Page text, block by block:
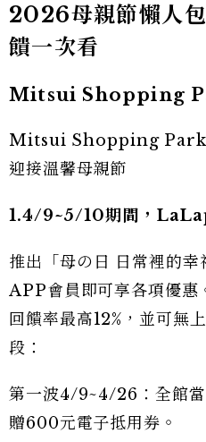
2026母親節懶人
饋一次看
Mitsui Shopping
Mitsui Shopping Park
迎接溫馨母親節
1.4/9~5/10期間，
推出「母の日 日常裡的
APP會員即可享各項優惠
回饋率最高12%，並可無
段：
第一波4/9~4/26：全館
贈600元電子抵用券。